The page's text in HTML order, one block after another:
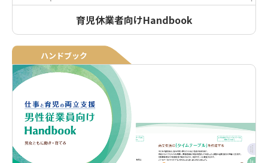
育児休業者向けHandbook
ハンドブック